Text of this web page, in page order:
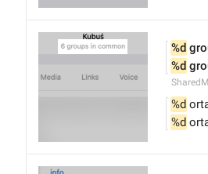
%d
%d
%d
%d